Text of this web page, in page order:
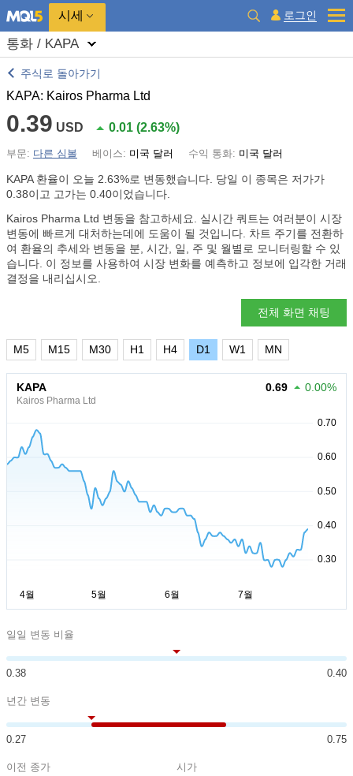
시세 로그인
통화 / KAPA
주식로 돌아가기
KAPA: Kairos Pharma Ltd
0.39 USD 0.01 (2.63%)
부문: 다른 심볼 베이스: 미국 달러 수익 통화: 미국 달러
KAPA 환율이 오늘 2.63%로 변동했습니다. 당일 이 종목은 저가가
0.38이고 고가는 0.40이었습니다.
Kairos Pharma Ltd 변동을 참고하세요. 실시간 쿼트는 여러분이 시장
변동에 빠르게 대처하는데에 도움이 될 것입니다. 차트 주기를 전환하
여 환율의 추세와 변동을 분, 시간, 일, 주 및 월별로 모니터링할 수 있
습니다. 이 정보를 사용하여 시장 변화를 예측하고 정보에 입각한 거래
결정을 내리십시오.
전체 화면 채팅
M5 M15 M30 H1 H4 D1 W1 MN
KAPA
Kairos Pharma Ltd
0.69 0.00%
일일 변동 비율
0.38 0.40
년간 변동
0.27 0.75
이전 종가 시가